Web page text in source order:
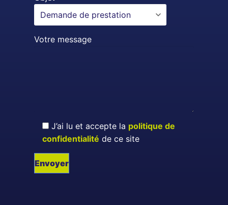
Votre message
J’ai lu et accepte la politique de
confidentialité de ce site